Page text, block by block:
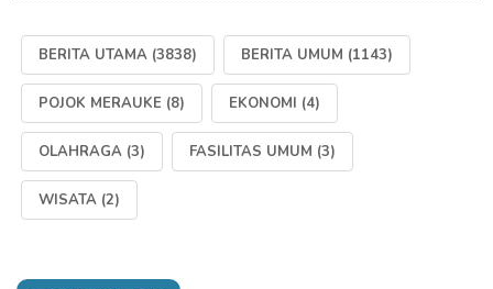
BERITA UTAMA (3838) BERITA UMUM (1143)
POJOK MERAUKE (8) EKONOMI (4)
OLAHRAGA (3) FASILITAS UMUM (3)
WISATA (2)